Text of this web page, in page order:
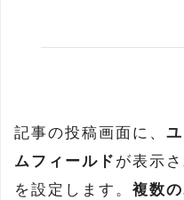
記事の投稿画面に、
ムフィールド が表示
を設定します。 複数